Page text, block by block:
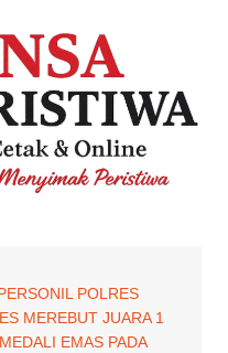
POLRES
MEREBUT JUARA 1
EMAS PADA